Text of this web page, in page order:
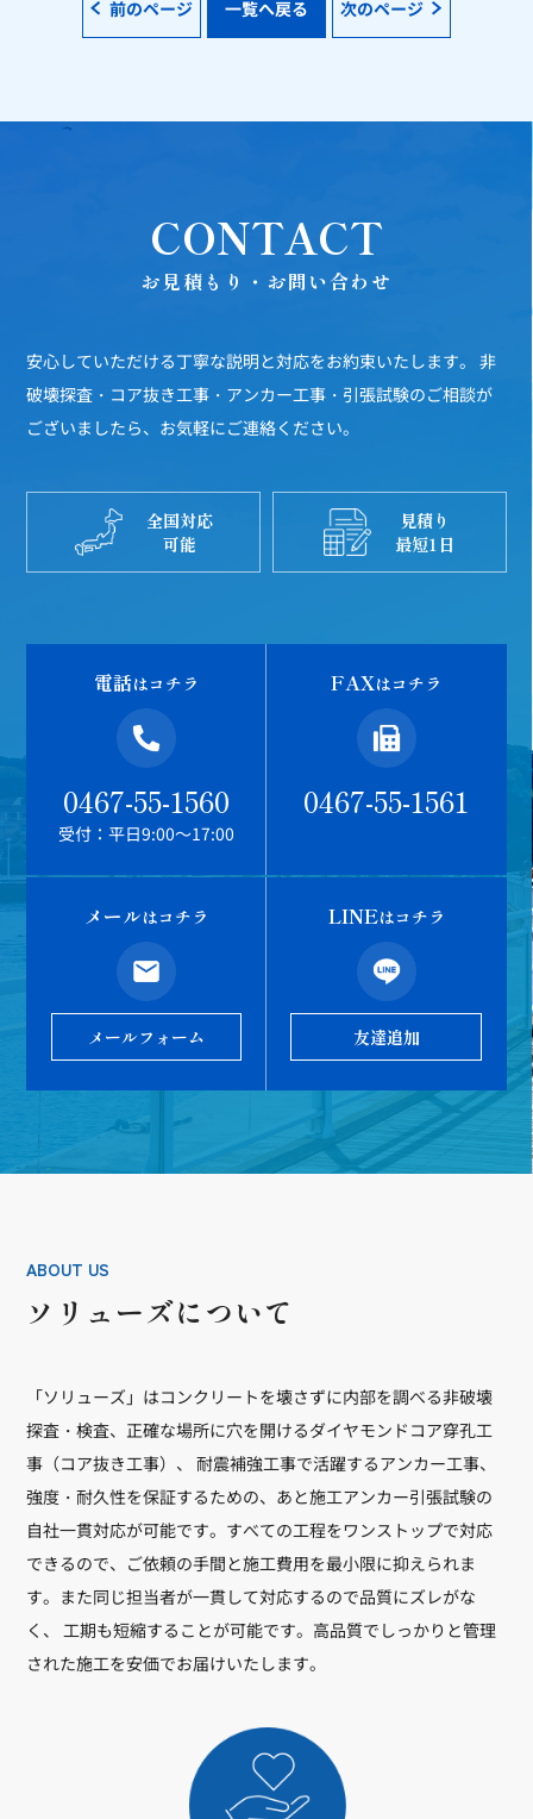
前のページ 一覧へ戻る 次のページ
CONTACT
お見積もり・お問い合わせ
安心していただける丁寧な説明と対応をお約束いたします。
非
破壊探査・コア抜き工事・アンカー工事・引張試験のご相談が
ございましたら、お気軽にご連絡ください。
全国対応
可能
見積り
最短1日
電話はコチラ
0467-55-1560
受付：平日9:00～17:00
FAXはコチラ
0467-55-1561
メールはコチラ
メールフォーム
LINEはコチラ
友達追加
ABOUT US
ソリューズについて
「ソリューズ」はコンクリートを壊さずに内部を調べる非破壊
探査・検査、正確な場所に穴を開けるダイヤモンドコア穿孔工
事（コア抜き工事）、 耐震補強工事で活躍するアンカー工事、
強度・耐久性を保証するための、あと施工アンカー引張試験の
自社一貫対応が可能です。すべての工程をワンストップで対応
できるので、ご依頼の手間と施工費用を最小限に抑えられま
す。また同じ担当者が一貫して対応するので品質にズレがな
く、 工期も短縮することが可能です。高品質でしっかりと管理
された施工を安価でお届けいたします。